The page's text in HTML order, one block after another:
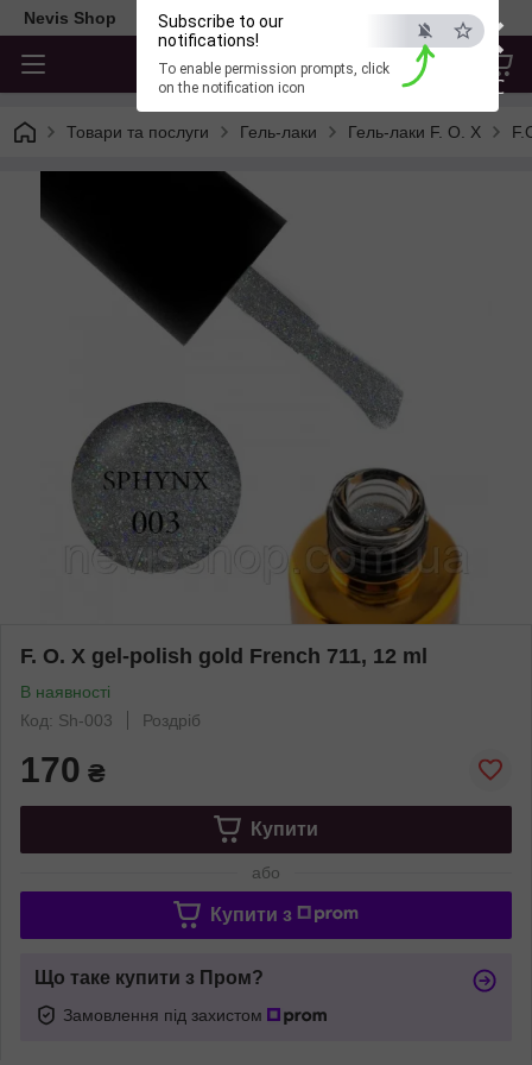
×
ESC
Subscribe to our
notifications!
To enable permission prompts, click
on the notification icon
Nevis Shop
Товари та послуги Гель-лаки Гель-лаки F. O. X
F. O. X gel-polish gold French 711, 12 ml
В наявності
Код: Sh-003
Роздріб
170 ₴
Купити
або
Купити з
Що таке купити з Пром?
Замовлення під захистом